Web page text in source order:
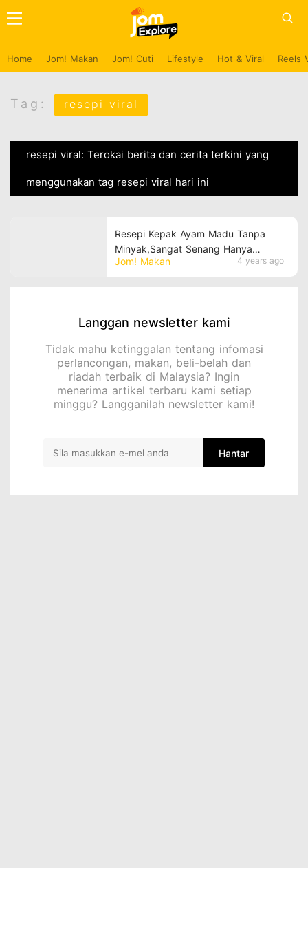
Home Jom! Makan Jom! Cuti Lifestyle Hot & Viral Reels
Tag: resepi viral
resepi viral: Terokai berita dan cerita terkini yang
menggunakan tag resepi viral hari ini
Jom! Makan 4 years ago
Resepi Kepak Ayam Madu Tanpa
Minyak,Sangat Senang Hanya
Menggunakan Periuk Nasi
Langgan newsletter kami
Tidak mahu ketinggalan tentang infomasi
perlancongan, makan, beli-belah dan
riadah terbaik di Malaysia? Ingin
menerima artikel terbaru kami setiap
minggu? Langganilah newsletter kami!
Hantar